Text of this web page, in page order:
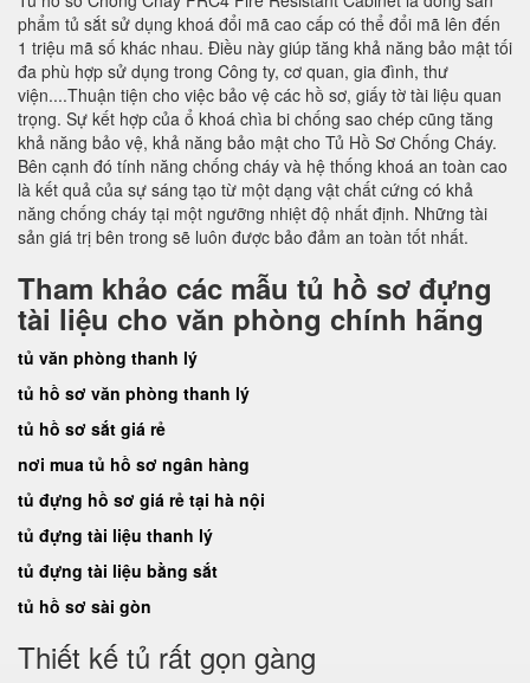
phẩm tủ sắt sử dụng khoá đổi mã cao cấp có thể đổi mã lên đến
1 triệu mã số khác nhau. Điều này giúp tăng khả năng bảo mật tối
đa phù hợp sử dụng trong Công ty, cơ quan, gia đình, thư
viện....Thuận tiện cho việc bảo vệ các hồ sơ, giấy tờ tài liệu quan
trọng. Sự kết hợp của ổ khoá chìa bi chống sao chép cũng tăng
khả năng bảo vệ, khả năng bảo mật cho Tủ Hồ Sơ Chống Cháy.
Bên cạnh đó tính năng chống cháy và hệ thống khoá an toàn cao
là kết quả của sự sáng tạo từ một dạng vật chất cứng có khả
năng chống cháy tại một ngưỡng nhiệt độ nhất định. Những tài
sản giá trị bên trong sẽ luôn được bảo đảm an toàn tốt nhất.
Tham khảo các mẫu tủ hồ sơ đựng
tài liệu cho văn phòng chính hãng
tủ văn phòng thanh lý
tủ hồ sơ văn phòng thanh lý
tủ hồ sơ sắt giá rẻ
nơi mua tủ hồ sơ ngân hàng
tủ đựng hồ sơ giá rẻ tại hà nội
tủ đựng tài liệu thanh lý
tủ đựng tài liệu bằng sắt
tủ hồ sơ sài gòn
Thiết kế tủ rất gọn gàng